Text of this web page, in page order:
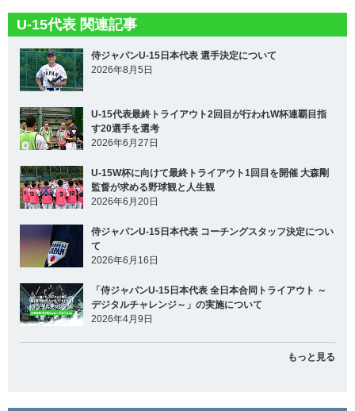
U-15代表 関連記事
侍ジャパンU-15日本代表 選手決定について
2026年8月5日
U-15代表最終トライアウト2回目が行われW杯連覇目指
す20選手を選考
2026年6月27日
U-15W杯に向けて最終トライアウト1回目を開催 大森剛
監督が求める野球観と人生観
2026年6月20日
侍ジャパンU-15日本代表 コーチングスタッフ決定につい
て
2026年6月16日
「侍ジャパンU-15日本代表 全日本合同トライアウト ～
デジタルチャレンジ～」の実施について
2026年4月9日
もっと見る